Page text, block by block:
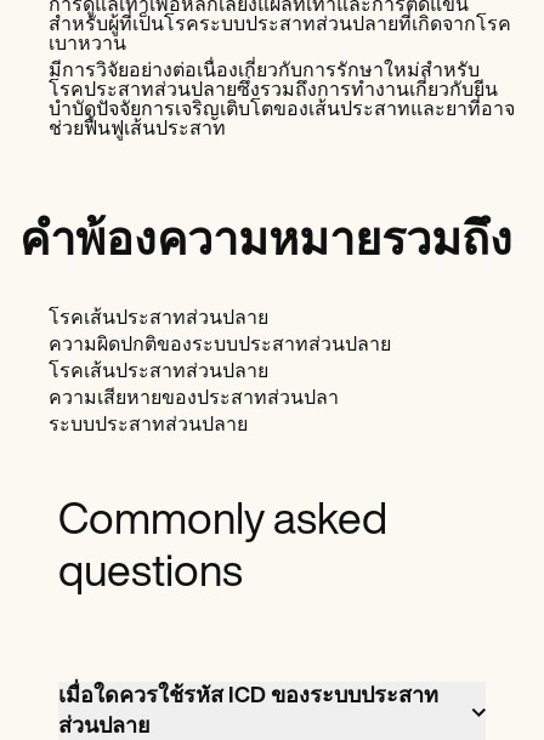
การดูแลเท้าเพื่อหลีกเลี่ยงแผลที่เท้าและการตัดแขน
สำหรับผู้ที่เป็นโรคระบบประสาทส่วนปลายที่เกิดจากโรค
เบาหวาน
มีการวิจัยอย่างต่อเนื่องเกี่ยวกับการรักษาใหม่สำหรับ
โรคประสาทส่วนปลายซึ่งรวมถึงการทำงานเกี่ยวกับยีน
บำบัดปัจจัยการเจริญเติบโตของเส้นประสาทและยาที่อาจ
ช่วยฟื้นฟูเส้นประสาท
คำพ้องความหมายรวมถึง
โรคเส้นประสาทส่วนปลาย
ความผิดปกติของระบบประสาทส่วนปลาย
โรคเส้นประสาทส่วนปลาย
ความเสียหายของประสาทส่วนปลา
ระบบประสาทส่วนปลาย
Commonly asked
questions
เมื่อใดควรใช้รหัส ICD ของระบบประสาท
ส่วนปลาย